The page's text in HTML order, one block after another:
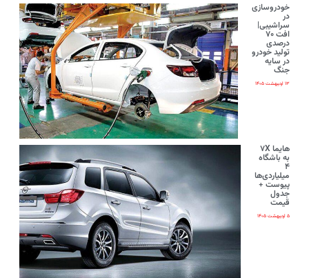
خودروسازی
در
سراشیبی|
افت ۷۰
درصدی
تولید خودرو
در سایه
جنگ
۱۳ اردیبهشت ۱۴۰۵
هایما ۷X
به باشگاه
۴
میلیاردی‌ها
پیوست +
جدول
قیمت
۵ اردیبهشت ۱۴۰۵